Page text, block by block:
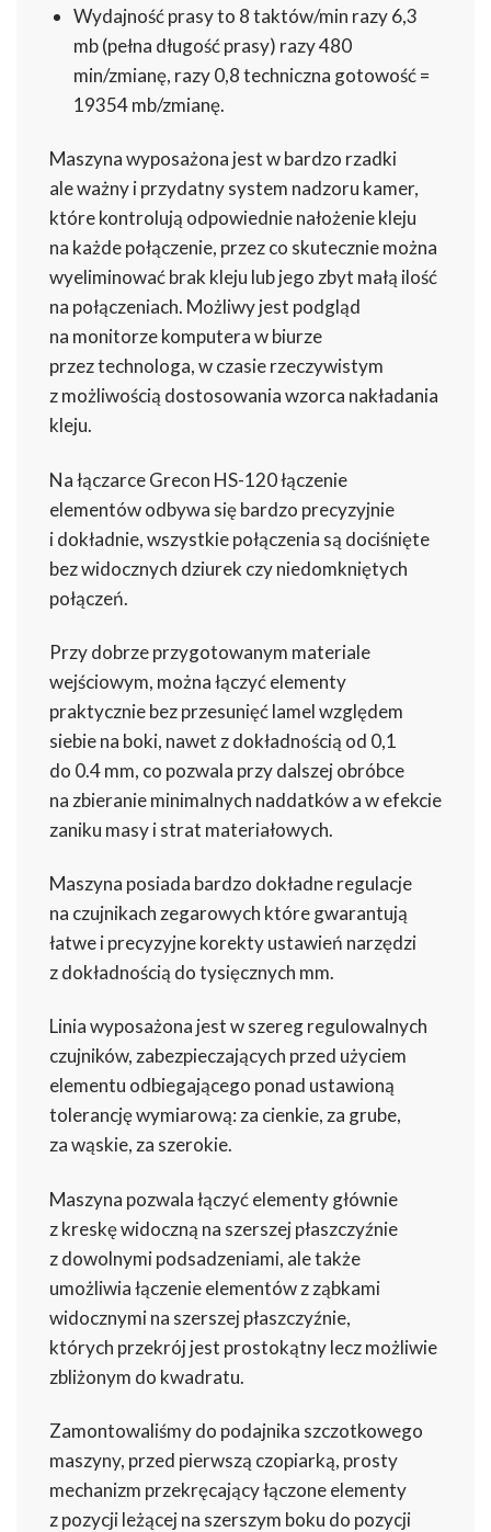
Wydajność prasy to 8 taktów/min razy 6,3
mb (pełna długość prasy) razy 480
min/zmianę, razy 0,8 techniczna gotowość =
19354 mb/zmianę.
Maszyna wyposażona jest w bardzo rzadki
ale ważny i przydatny system nadzoru kamer,
które kontrolują odpowiednie nałożenie kleju
na każde połączenie, przez co skutecznie można
wyeliminować brak kleju lub jego zbyt małą ilość
na połączeniach. Możliwy jest podgląd
na monitorze komputera w biurze
przez technologa, w czasie rzeczywistym
z możliwością dostosowania wzorca nakładania
kleju.
Na łączarce Grecon HS-120 łączenie
elementów odbywa się bardzo precyzyjnie
i dokładnie, wszystkie połączenia są dociśnięte
bez widocznych dziurek czy niedomkniętych
połączeń.
Przy dobrze przygotowanym materiale
wejściowym, można łączyć elementy
praktycznie bez przesunięć lamel względem
siebie na boki, nawet z dokładnością od 0,1
do 0.4 mm, co pozwala przy dalszej obróbce
na zbieranie minimalnych naddatków a w efekcie
zaniku masy i strat materiałowych.
Maszyna posiada bardzo dokładne regulacje
na czujnikach zegarowych które gwarantują
łatwe i precyzyjne korekty ustawień narzędzi
z dokładnością do tysięcznych mm.
Linia wyposażona jest w szereg regulowalnych
czujników, zabezpieczających przed użyciem
elementu odbiegającego ponad ustawioną
tolerancję wymiarową: za cienkie, za grube,
za wąskie, za szerokie.
Maszyna pozwala łączyć elementy głównie
z kreskę widoczną na szerszej płaszczyźnie
z dowolnymi podsadzeniami, ale także
umożliwia łączenie elementów z ząbkami
widocznymi na szerszej płaszczyźnie,
których przekrój jest prostokątny lecz możliwie
zbliżonym do kwadratu.
Zamontowaliśmy do podajnika szczotkowego
maszyny, przed pierwszą czopiarką, prosty
mechanizm przekręcający łączone elementy
z pozycji leżącej na szerszym boku do pozycji